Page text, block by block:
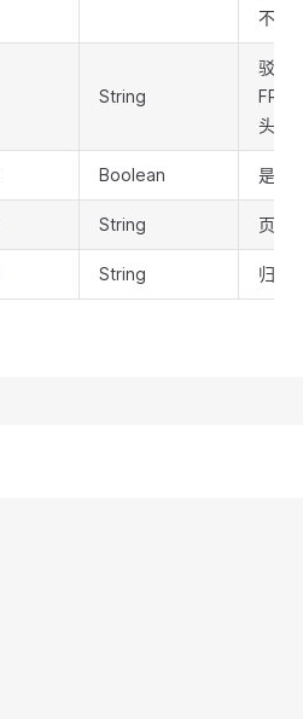
不启
String
驳回
头开
Boolean 是否
String 页面
String 归属